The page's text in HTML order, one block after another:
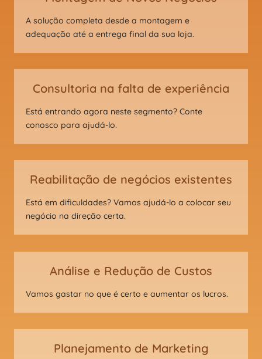
A solução completa desde a montagem e
adequação até a entrega final da sua loja.
Consultoria na falta de experiência
Está entrando agora neste segmento? Conte
conosco para ajudá-lo.
Reabilitação de negócios existentes
Está em dificuldades? Vamos ajudá-lo a colocar seu
negócio na direção certa.
Análise e Redução de Custos
Vamos gastar no que é certo e aumentar os lucros.
Planejamento de Marketing